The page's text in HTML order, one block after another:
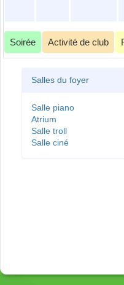
Soirée Activité de club
Salles du foyer
Salle piano
Atrium
Salle troll
Salle ciné